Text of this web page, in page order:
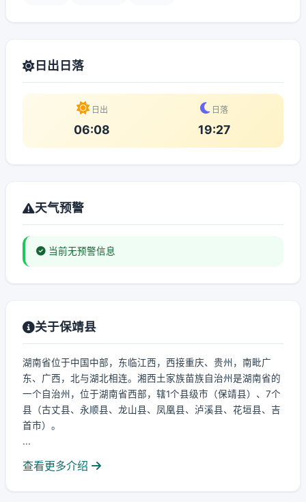
日出日落
日出
06:08
日落
19:27
天气预警
当前无预警信息
关于保靖县
湖南省位于中国中部，东临江西，西接重庆、贵州，南毗广
东、广西，北与湖北相连。湘西土家族苗族自治州是湖南省的
一个自治州，位于湖南省西部，辖1个县级市（保靖县）、7个
县（古丈县、永顺县、龙山县、凤凰县、泸溪县、花垣县、吉
首市）。
...
查看更多介绍